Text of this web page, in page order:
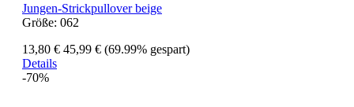
Jungen-Strickpullover beige
Größe: 062
13,80 € 45,99 € (69.99% gespart)
Details
-70%